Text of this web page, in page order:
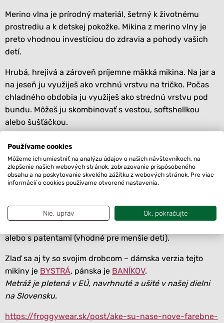
Merino vlna je prírodný materiál, šetrný k životnému
prostrediu a k detskej pokožke. Mikina z merino vlny je
preto vhodnou investíciou do zdravia a pohody vašich
detí.
Hrubá, hrejivá a zároveň príjemne mäkká mikina. Na jar a
na jeseň ju využiješ ako vrchnú vrstvu na tričko. Počas
chladného obdobia ju využiješ ako strednú vrstvu pod
bundu. Môžeš ju skombinovať s vestou, softshellkou
alebo šušťáčkou.
Mikiny sú dostupné v rôznych farbách, takže si môžete
vybrať tú pravú pre vaše dieťa, či už máte chlapca alebo
dievča. Praktická kapucňa ochráni krk a uši pred
chladom a vetrom.
praktickými vreckami na všetky nájdené poklady.
alebo s patentami (vhodné pre menšie deti).
Zlaď sa aj ty so svojim drobcom – dámska verzia tejto
mikiny je BYSTRÁ, pánska je BANÍKOV.
Metráž je pletená v EÚ, navrhnuté a ušité v našej dielni
na Slovensku.
https://froggywear.sk/post/ake-su-nase-nove-farebne-
Používame cookies
Môžeme ich umiestniť na analýzu údajov o našich návštevníkoch, na
zlepšenie našich webových stránok, zobrazovanie prispôsobeného
obsahu a na poskytovanie skvelého zážitku z webových stránok. Pre viac
informácií o cookies používame otvorené nastavenia.
Nie, uprav Ok, pokračujte